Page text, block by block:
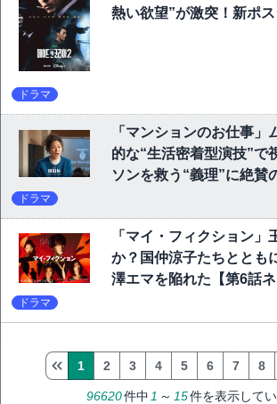
熱い欲望”が激突！新ポ
ドラマ
「マンションのお仕事」
的な“生活密着型演技”で
ソンを救う“義理”に絶賛
ドラマ
「マイ・フィクション」
か？国仲涼子たちととも
澤エマを陥れた【第6話
ドラマ
96620件中 1 ～ 15件を表示してい
1 2 3 4 5 6 7 8